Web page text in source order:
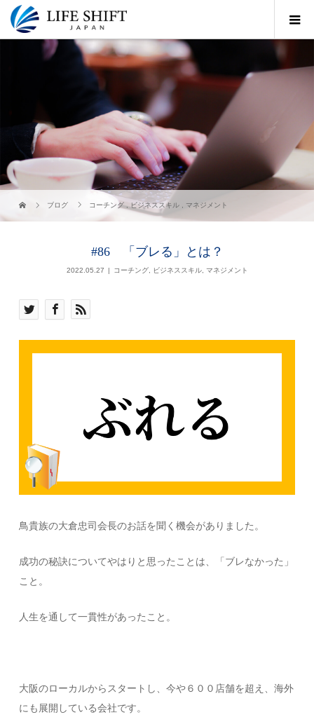
ブログ コーチング , ビジネススキル マネジメント
#86 「ブレる」とは？
2022.05.27 コーチング, ビジネススキル, マネジメント
鳥貴族の大倉忠司会長のお話を聞く機会がありました。
成功の秘訣についてやはりと思ったことは、「ブレなかった」
こと。
人生を通して一貫性があったこと。
大阪のローカルからスタートし、今や６００店舗を超え、海外
にも展開している会社です。